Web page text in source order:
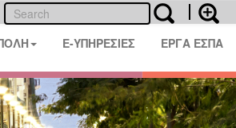
E-ΥΠΗΡΕΣΙΕΣ ΕΡΓΑ ΕΣΠΑ